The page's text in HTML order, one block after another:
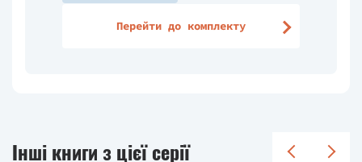
Перейти до комплекту
Інші книги з цієї серії